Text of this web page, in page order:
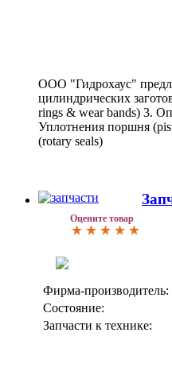
ООО "Гидрохаус"
цилиндрических
rings & wear bands) 3.
Уплотнения поршня
(rotary seals)
Оцените товар
Фирма-производитель:
Состояние:
Запчасти к технике: